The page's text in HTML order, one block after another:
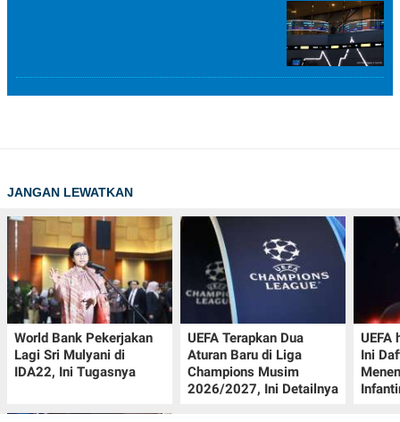
JANGAN LEWATKAN
World Bank Pekerjakan
Lagi Sri Mulyani di
IDA22, Ini Tugasnya
UEFA Terapkan Dua
Aturan Baru di Liga
Champions Musim
2026/2027, Ini Detailnya
UEFA
Ini